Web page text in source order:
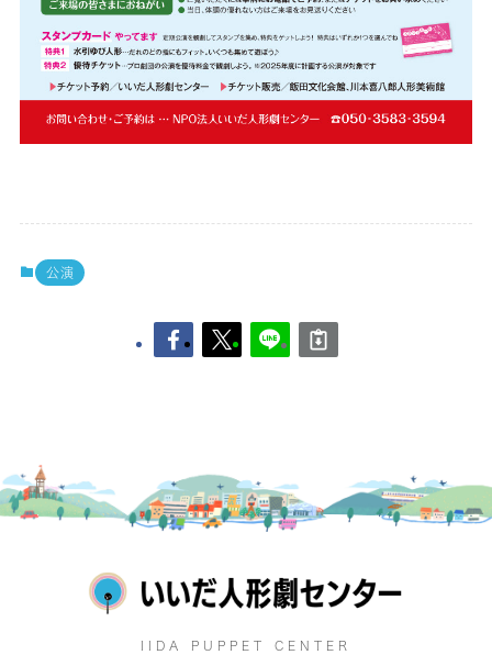
公演
IIDA PUPPET CENTER